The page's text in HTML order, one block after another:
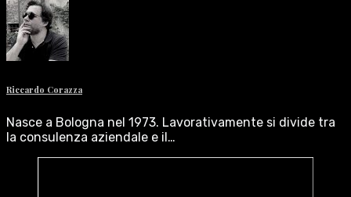
Riccardo Corazza
Nasce a Bologna nel 1973. Lavorativamente si divide tra
la consulenza aziendale e il…